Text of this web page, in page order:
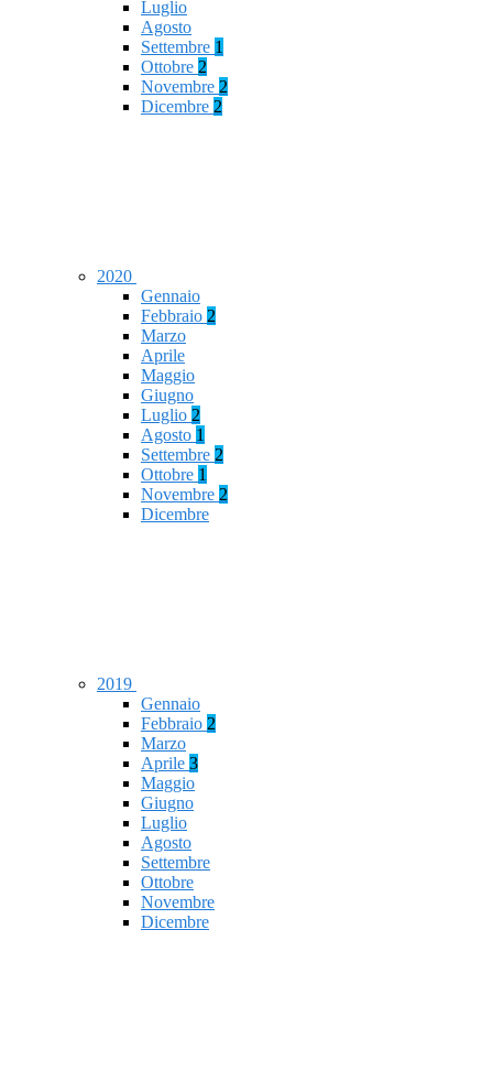
Luglio
Agosto
Settembre 1
Ottobre 2
Novembre 2
Dicembre 2
2020
Gennaio
Febbraio 2
Marzo
Aprile
Maggio
Giugno
Luglio 2
Agosto 1
Settembre 2
Ottobre 1
Novembre 2
Dicembre
2019
Gennaio
Febbraio 2
Marzo
Aprile 3
Maggio
Giugno
Luglio
Agosto
Settembre
Ottobre
Novembre
Dicembre